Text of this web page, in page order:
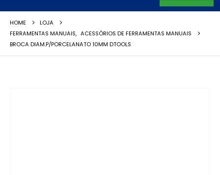
HOME
LOJA
FERRAMENTAS MANUAIS, ACESSÓRIOS DE FERRAMENTAS MANUAIS
BROCA DIAM.P/PORCELANATO 10MM DTOOLS